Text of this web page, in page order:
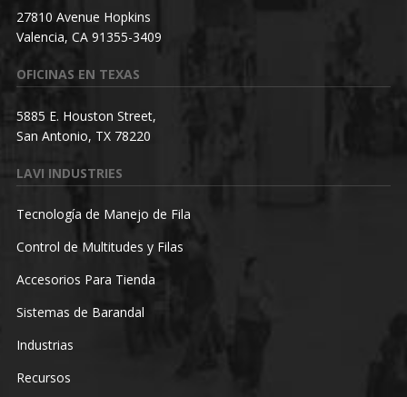
27810 Avenue Hopkins
Valencia, CA 91355-3409
OFICINAS EN TEXAS
5885 E. Houston Street,
San Antonio, TX 78220
LAVI INDUSTRIES
Tecnología de Manejo de Fila
Control de Multitudes y Filas
Accesorios Para Tienda
Sistemas de Barandal
Industrias
Recursos